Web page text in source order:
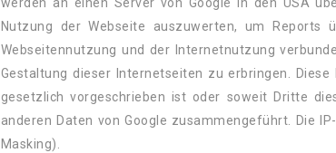
Nutzung der Webseite auszuwerten, um
Webseitennutzung und der Internetnutzung
Gestaltung dieser Internetseiten zu erbringen.
gesetzlich vorgeschrieben ist oder soweit Dritte
anderen Daten von Google zusammengeführt. Die
Masking).